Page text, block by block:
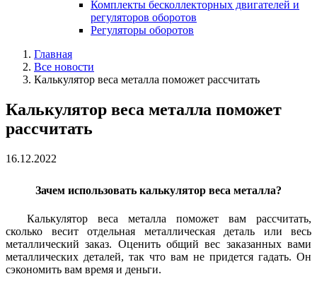
Комплекты бесколлекторных двигателей и
регуляторов оборотов
Регуляторы оборотов
Главная
Все новости
Калькулятор веса металла поможет рассчитать
Калькулятор веса металла поможет
рассчитать
16.12.2022
Зачем использовать калькулятор веса металла?
Калькулятор веса металла поможет вам рассчитать,
сколько весит отдельная металлическая деталь или весь
металлический заказ. Оценить общий вес заказанных вами
металлических деталей, так что вам не придется гадать. Он
сэкономить вам время и деньги.